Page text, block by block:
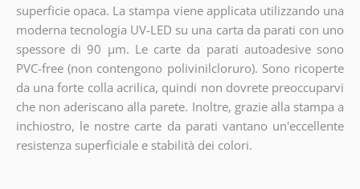
superficie opaca. La stampa viene applicata utilizzando una
moderna tecnologia UV-LED su una carta da parati con uno
spessore di 90 µm. Le carte da parati autoadesive sono
PVC-free (non contengono polivinilcloruro). Sono ricoperte
da una forte colla acrilica, quindi non dovrete preoccuparvi
che non aderiscano alla parete. Inoltre, grazie alla stampa a
inchiostro, le nostre carte da parati vantano un'eccellente
resistenza superficiale e stabilità dei colori.